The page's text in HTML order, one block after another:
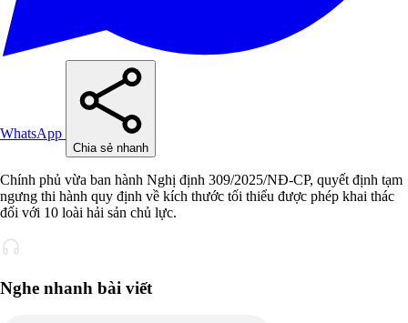
WhatsApp
Chia sẻ nhanh
Chính phủ vừa ban hành Nghị định 309/2025/NĐ-CP, quyết định tạm
ngưng thi hành quy định về kích thước tối thiểu được phép khai thác
đối với 10 loài hải sản chủ lực.
Nghe nhanh bài viết